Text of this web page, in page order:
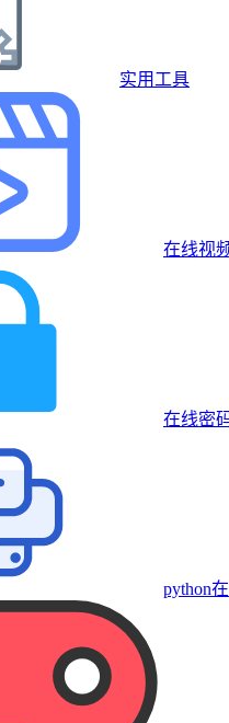
实用工具
在线视
在线密
python